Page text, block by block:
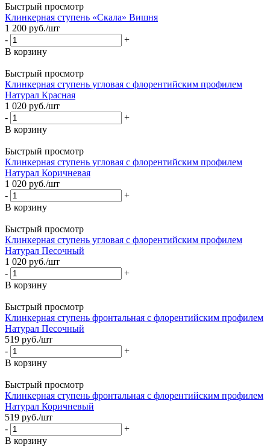
Быстрый просмотр
Клинкерная ступень «Скала» Вишня
1 200 руб./шт
-
+
В корзину
Быстрый просмотр
Клинкерная ступень угловая с флорентийским профилем
Натурал Красная
1 020 руб./шт
-
+
В корзину
Быстрый просмотр
Клинкерная ступень угловая с флорентийским профилем
Натурал Коричневая
1 020 руб./шт
-
+
В корзину
Быстрый просмотр
Клинкерная ступень угловая с флорентийским профилем
Натурал Песочный
1 020 руб./шт
-
+
В корзину
Быстрый просмотр
Клинкерная ступень фронтальная с флорентийским профилем
Натурал Песочный
519 руб./шт
-
+
В корзину
Быстрый просмотр
Клинкерная ступень фронтальная с флорентийским профилем
Натурал Коричневый
519 руб./шт
-
+
В корзину